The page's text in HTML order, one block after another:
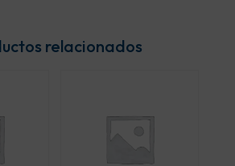
relacionados